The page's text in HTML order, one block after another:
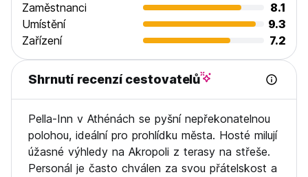
Zaměstnanci
8.1
Umístění
9.3
Zařízení
7.2
Shrnutí recenzí cestovatelů
Pella-Inn v Athénách se pyšní nepřekonatelnou
polohou, ideální pro prohlídku města. Hosté milují
úžasné výhledy na Akropoli z terasy na střeše.
Personál je často chválen za svou přátelskost a